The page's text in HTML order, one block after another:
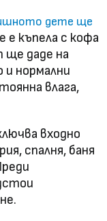
дете ще
е къпела с кофа
ще даде на
нормални
влага,
входно
спалня, баня